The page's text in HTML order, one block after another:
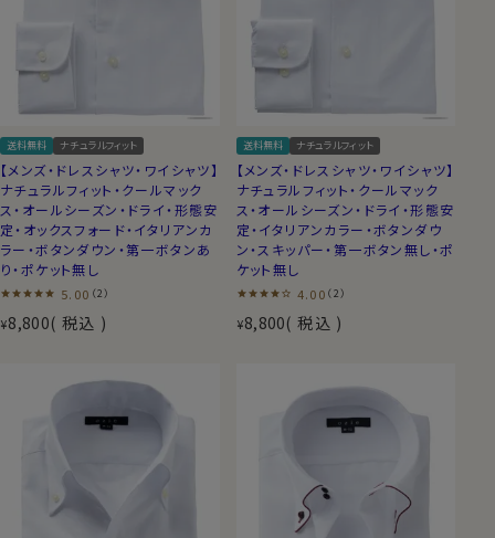
送料無料 ナチュラルフィット
【メンズ・ドレスシャツ・ワイシャツ】
ナチュラルフィット・クールマック
ス・オールシーズン・ドライ・形態安
定・オックスフォード・イタリアンカ
ラー・ボタンダウン・第一ボタンあ
り・ポケット無し
5.00 （2）
¥8,800 税込
送料無料 ナチュラルフィット
【メンズ・ドレスシャツ・ワイシャツ】
ナチュラルフィット・クールマック
ス・オールシーズン・ドライ・形態安
定・イタリアンカラー・ボタンダウ
ン・スキッパー・第一ボタン無し・ポ
ケット無し
4.00 （2）
¥8,800 税込